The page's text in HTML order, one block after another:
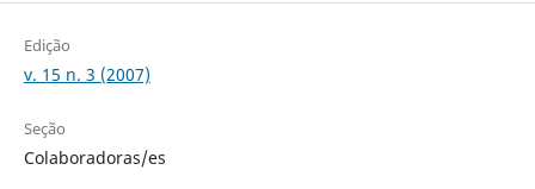
Edição
v. 15 n. 3 (2007)
Seção
Colaboradoras/es